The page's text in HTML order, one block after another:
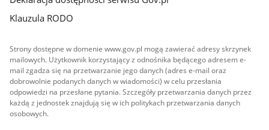
Klauzula RODO
Strony dostępne w domenie www.gov.pl mogą zawierać adresy skrzynek
mailowych. Użytkownik korzystający z odnośnika będącego adresem e-
mail zgadza się na przetwarzanie jego danych (adres e-mail oraz
dobrowolnie podanych danych w wiadomości) w celu przesłania
odpowiedzi na przesłane pytania. Szczegóły przetwarzania danych przez
każdą z jednostek znajdują się w ich politykach przetwarzania danych
osobowych.